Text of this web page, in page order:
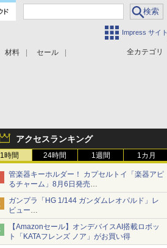
Impress サイト
全カテゴリ
材料 セール
アクセスランキング
1時間 24時間 1週間 1カ月
管楽器キーホルダー！ カプセルトイ「楽器アピ
るチャーム」8月6日発売
チューバ、テナサクなど5種各3色
ガンプラ「HG 1/144 ガンダムレオパルド」レ
ビュー
『機動新世紀ガンダムX』30周年！インナーア
ームガトリングの変形機構まで再現し最新フォ
ーマットでキット化！
【Amazonセール】オンデバイスAI搭載ロボッ
ト「KATAフレンズ ノア」がお買い得